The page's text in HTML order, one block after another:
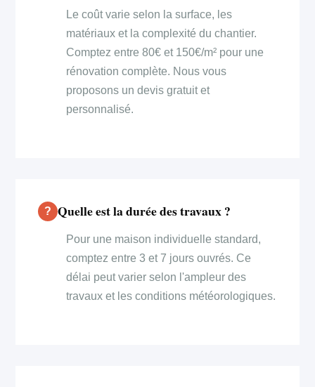
Le coût varie selon la surface, les
matériaux et la complexité du chantier.
Comptez entre 80€ et 150€/m² pour une
rénovation complète. Nous vous
proposons un devis gratuit et
personnalisé.
Quelle est la durée des travaux ?
Pour une maison individuelle standard,
comptez entre 3 et 7 jours ouvrés. Ce
délai peut varier selon l'ampleur des
travaux et les conditions météorologiques.